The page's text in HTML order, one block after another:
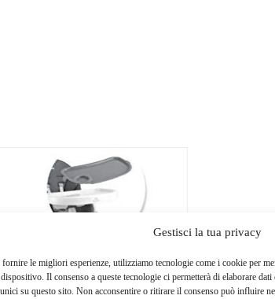
Gestisci la tua privacy
fornire le migliori esperienze, utilizziamo tecnologie come i cookie per
Il consenso a queste tecnologie ci permetterà di elaborare
su questo sito. Non acconsentire o ritirare il consenso può influire